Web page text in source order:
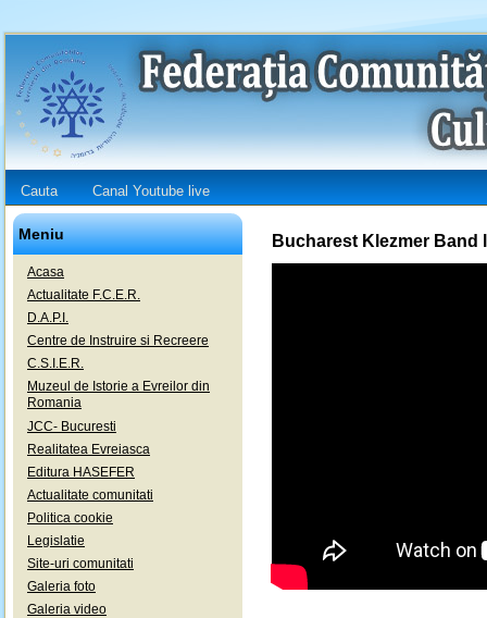
Cauta Canal Youtube live
Meniu
Acasa
Actualitate F.C.E.R.
D.A.P.I.
Centre de Instruire si Recreere
C.S.I.E.R.
Muzeul de Istorie a Evreilor din
Romania
JCC- Bucuresti
Realitatea Evreiasca
Editura HASEFER
Actualitate comunitati
Politica cookie
Legislatie
Site-uri comunitati
Galeria foto
Galeria video
Bucharest Klezmer Band